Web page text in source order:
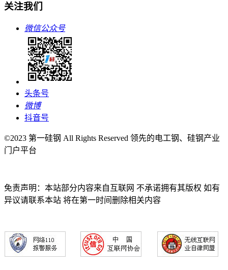
关注我们
微信公众号
头条号
微博
抖音号
©2023 第一硅钢 All Rights Reserved 领先的电工钢、硅钢产业
门户平台
免责声明：本站部分内容来自互联网 不承诺拥有其版权 如有
异议请联系本站 将在第一时间删除相关内容